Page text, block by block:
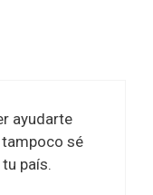
ayudarte
sé
país.